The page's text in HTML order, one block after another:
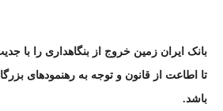
بانک ایران زمین خروج از بنگاهداری را با
تا اطاعت از قانون و توجه به رهنمود‌های
باشد.